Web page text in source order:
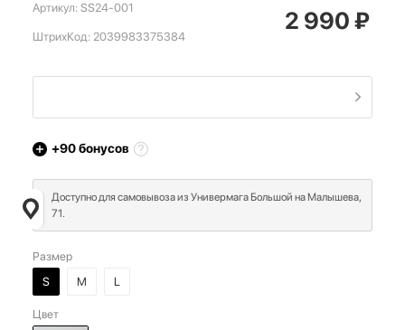
Артикул: SS24-001
ШтрихКод: 2039983375384
2 990₽
+90бонусов
Доступно для самовывоза из Универмага Большой на Малышева,
71.
Размер
S
M L
Цвет